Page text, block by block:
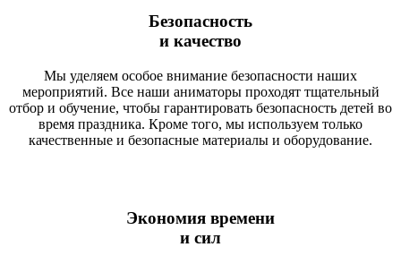
Безопасность
и качество
Мы уделяем особое внимание безопасности наших
мероприятий. Все наши аниматоры проходят тщательный
отбор и обучение, чтобы гарантировать безопасность детей во
время праздника. Кроме того, мы используем только
качественные и безопасные материалы и оборудование.
Экономия времени
и сил